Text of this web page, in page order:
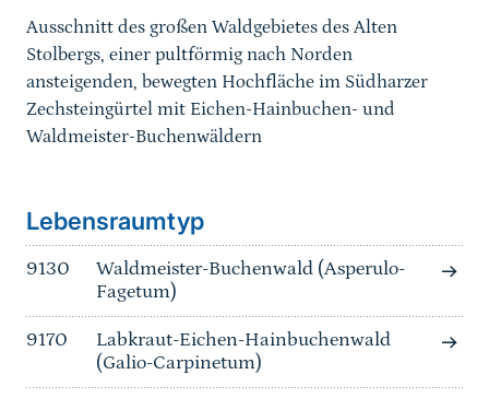
Ausschnitt des großen Waldgebietes des Alten
Stolbergs, einer pultförmig nach Norden
ansteigenden, bewegten Hochfläche im Südharzer
Zechsteingürtel mit Eichen-Hainbuchen- und
Waldmeister-Buchenwäldern
Lebensraumtyp
9130
Waldmeister-Buchenwald (Asperulo-
Fagetum)
9170
Labkraut-Eichen-Hainbuchenwald
(Galio-Carpinetum)